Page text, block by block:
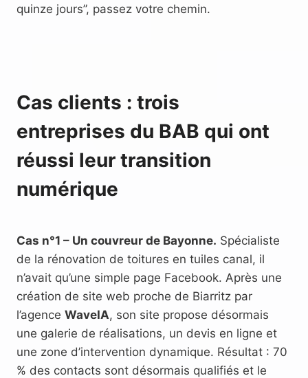
quinze jours”, passez votre chemin.
Cas clients : trois
entreprises du BAB qui ont
réussi leur transition
numérique
Cas n°1 – Un couvreur de Bayonne. Spécialiste
de la rénovation de toitures en tuiles canal, il
n’avait qu’une simple page Facebook. Après une
création de site web proche de Biarritz par
l’agence WaveIA, son site propose désormais
une galerie de réalisations, un devis en ligne et
une zone d’intervention dynamique. Résultat : 70
% des contacts sont désormais qualifiés et le